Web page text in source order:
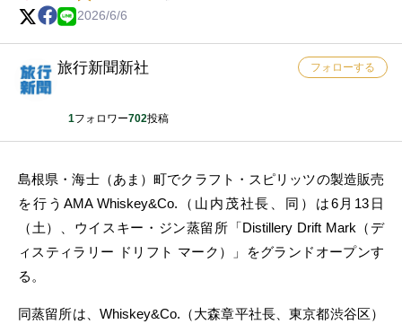
2026/6/6
旅行新聞新社
1フォロワー702投稿
フォローする
島根県・海士（あま）町でクラフト・スピリッツの製造販売
を行うAMA Whiskey&Co.（山内茂社長、同）は6月13日
（土）、ウイスキー・ジン蒸留所「Distillery Drift Mark（デ
ィスティラリー ドリフト マーク）」をグランドオープンす
る。
同蒸留所は、Whiskey&Co.（大森章平社長、東京都渋谷区）